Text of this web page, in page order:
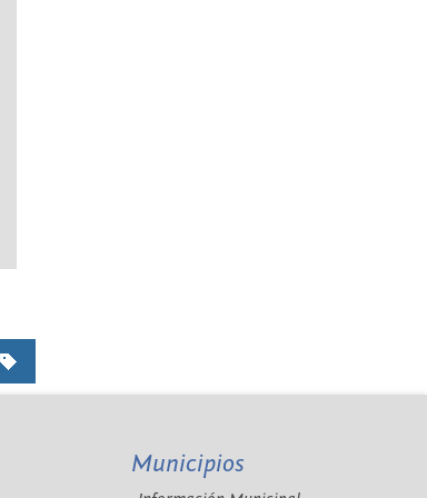
Municipios